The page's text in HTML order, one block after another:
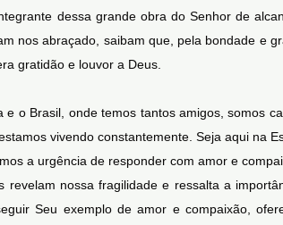
dessa grande obra do Senhor de
nos abraçado, saibam que, pela bondade e
gratidão e louvor a Deus.
o Brasil, onde temos tantos amigos, somos
vivendo constantemente. Seja aqui na
a urgência de responder com amor e
nossa fragilidade e ressalta a
Seu exemplo de amor e compaixão,